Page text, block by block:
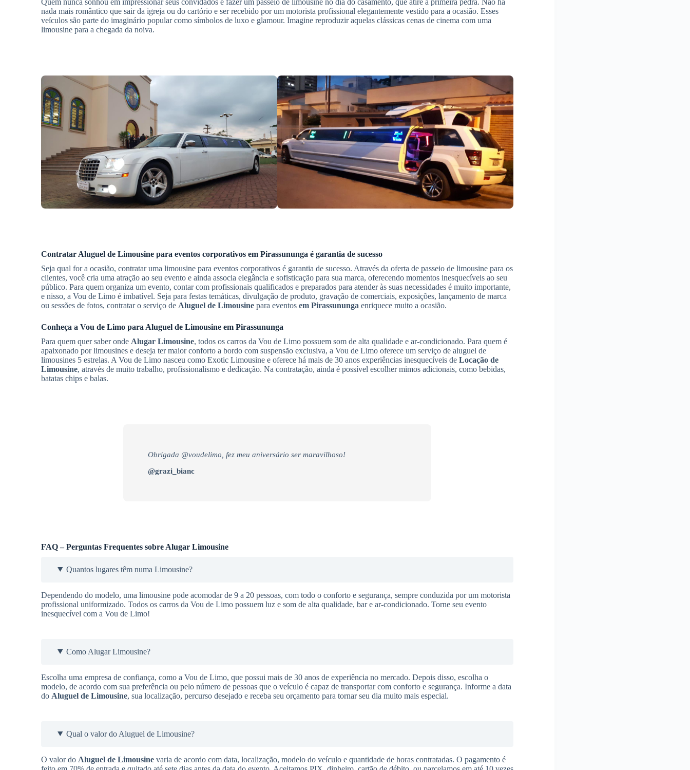
Quem nunca sonhou em impressionar seus convidados e fazer um passeio de limousine no dia do casamento, que atire a primeira pedra. Não há
nada mais romântico que sair da igreja ou do cartório e ser recebido por um motorista profissional elegantemente vestido para a ocasião. Esses
veículos são parte do imaginário popular como símbolos de luxo e glamour. Imagine reproduzir aquelas clássicas cenas de cinema com uma
limousine para a chegada da noiva.
Contratar Aluguel de Limousine para eventos corporativos em Pirassununga é garantia de sucesso
Seja qual for a ocasião, contratar uma limousine para eventos corporativos é garantia de sucesso. Através da oferta de passeio de limousine para os
clientes, você cria uma atração ao seu evento e ainda associa elegância e sofisticação para sua marca, oferecendo momentos inesquecíveis ao seu
público. Para quem organiza um evento, contar com profissionais qualificados e preparados para atender às suas necessidades é muito importante,
e nisso, a Vou de Limo é imbatível. Seja para festas temáticas, divulgação de produto, gravação de comerciais, exposições, lançamento de marca
ou sessões de fotos, contratar o serviço de Aluguel de Limousine para eventos em Pirassununga enriquece muito a ocasião.
Conheça a Vou de Limo para Aluguel de Limousine em Pirassununga
Para quem quer saber onde Alugar Limousine, todos os carros da Vou de Limo possuem som de alta qualidade e ar-condicionado. Para quem é
apaixonado por limousines e deseja ter maior conforto a bordo com suspensão exclusiva, a Vou de Limo oferece um serviço de aluguel de
limousines 5 estrelas. A Vou de Limo nasceu como Exotic Limousine e oferece há mais de 30 anos experiências inesquecíveis de Locação de
Limousine, através de muito trabalho, profissionalismo e dedicação. Na contratação, ainda é possível escolher mimos adicionais, como bebidas,
batatas chips e balas.
Obrigada @voudelimo, fez meu aniversário ser maravilhoso!
@grazi_bianc
FAQ – Perguntas Frequentes sobre Alugar Limousine
Quantos lugares têm numa Limousine?
Dependendo do modelo, uma limousine pode acomodar de 9 a 20 pessoas, com todo o conforto e segurança, sempre conduzida por um motorista
profissional uniformizado. Todos os carros da Vou de Limo possuem luz e som de alta qualidade, bar e ar-condicionado. Torne seu evento
inesquecível com a Vou de Limo!
Como Alugar Limousine?
Escolha uma empresa de confiança, como a Vou de Limo, que possui mais de 30 anos de experiência no mercado. Depois disso, escolha o
modelo, de acordo com sua preferência ou pelo número de pessoas que o veículo é capaz de transportar com conforto e segurança. Informe a data
do Aluguel de Limousine, sua localização, percurso desejado e receba seu orçamento para tornar seu dia muito mais especial.
Qual o valor do Aluguel de Limousine?
O valor do Aluguel de Limousine varia de acordo com data, localização, modelo do veículo e quantidade de horas contratadas. O pagamento é